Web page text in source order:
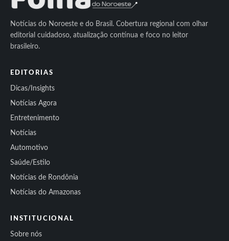
Notícias do Noroeste e do Brasil. Cobertura regional com olhar
editorial cuidadoso, atualização contínua e foco no leitor
brasileiro.
EDITORIAS
Dicas/Insights
Notícias Agora
Entretenimento
Notícias
Automotivo
Saúde/Estilo
Notícias de Rondônia
Notícias do Amazonas
INSTITUCIONAL
Sobre nós